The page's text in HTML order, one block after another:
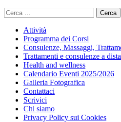
Ricerca
per:
Attività
Programma dei Corsi
Consulenze, Massaggi,
Trattamenti e consulenze a
Health and wellness
Calendario Eventi 2025/2026
Galleria Fotografica
Contattaci
Scrivici
Chi siamo
Privacy Policy sui Cookies